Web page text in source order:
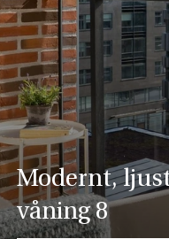
Modernt,
våning 8